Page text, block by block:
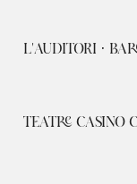
L'AUDITORI ·
TEATRE CASINO